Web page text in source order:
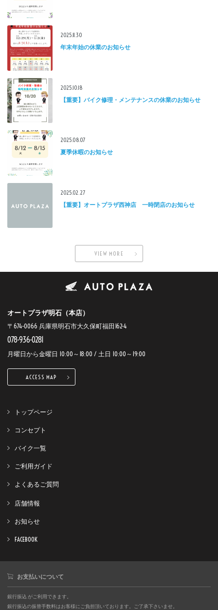
2025.11.30
年末年始の休業のお知らせ
2025.10.18
【重要】バイク修理・メンテナンスの休業のお知らせ
2025.08.07
夏季休暇のお知らせ
2025.02.27
【重要】オートプラザ西神店 一時閉店のお知らせ
VIEW MORE
オートプラザ明石（本店）
〒674-0066 兵庫県明石市大久保町福田162-4
078-936-0281
月曜日から金曜日 10:00～18:00 / 土日 10:00～19:00
ACCESS MAP
トップページ
コンセプト
バイク一覧
ご利用ガイド
よくあるご質問
店舗情報
お知らせ
FACEBOOK
お支払いについて
銀行振込 がご利用できます。
銀行振込の振替手数料はお客様にご負担頂いております。ご了承下さいませ。